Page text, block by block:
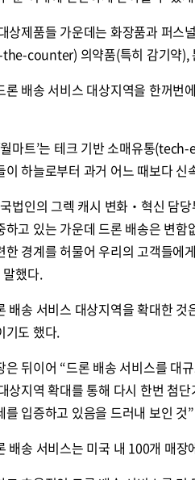
상제품들 가운데는 화장품과 퍼
counter) 의약품(특히 감기약),
론 배송 서비스 대상지역을 한꺼번
월마트’는 테크 기반 소매유통
이 하늘로부터 과거 어느 때보다
국법인의 그렉 캐시 변화‧혁신 담
하고 있는 가운데 드론 배송은 변
한 경계를 허물어 우리의 고객들에
했다.
배송 서비스 대상지역을 확대한
기도 했다.
은 뒤이어 “드론 배송 서비스를 대
상지역 확대를 통해 다시 한번 첨
를 입증하고 있음을 드러내 보인 것
배송 서비스는 미국 내 100개 매장